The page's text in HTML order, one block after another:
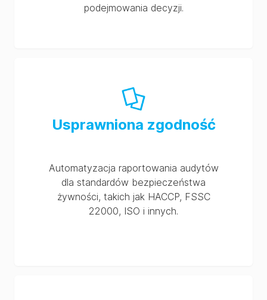
podejmowania decyzji.
Usprawniona zgodność
Automatyzacja raportowania audytów
dla standardów bezpieczeństwa
żywności, takich jak HACCP, FSSC
22000, ISO i innych.